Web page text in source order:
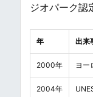
ジオパーク認
年 出来
2000年 ヨー
2004年